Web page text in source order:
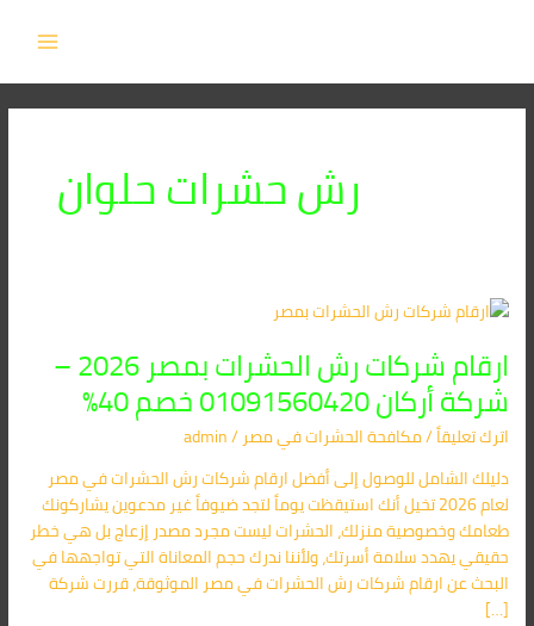
رش حشرات حلوان
ارقام شركات رش الحشرات بمصر 2026 –
شركة أركان 01091560420 خصم 40%
اترك تعليقاً/مكافحة الحشرات في مصر/
admin
دليلك الشامل للوصول إلى أفضل ارقام شركات رش الحشرات في مصر
لعام 2026 تخيل أنك استيقظت يوماً لتجد ضيوفاً غير مدعوين يشاركونك
طعامك وخصوصية منزلك، الحشرات ليست مجرد مصدر إزعاج بل هي خطر
حقيقي يهدد سلامة أسرتك، ولأننا ندرك حجم المعاناة التي تواجهها في
البحث عن ارقام شركات رش الحشرات في مصر الموثوقة، قررت شركة
[…]
ارقام
رش
الحشرات
بمصر
2026
–
شركة
أركان
01091560420
خصم
40%